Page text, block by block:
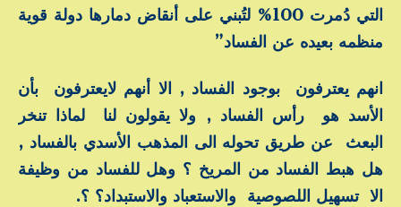
التي دُمرت 100% لتُبني على أنقاض دمارها دولة قوية
منظمه بعيده عن الفساد”
انهم يعترفون بوجود الفساد , الا أنهم لايعترفون بأن
الأسد هو رأس الفساد , ولا يقولون لنا لماذا تنخر
البعث عن طريق تحوله الى المذهب الأسدي بالفساد ,
هل هبط الفساد من المريخ ؟ وهل للفساد من وظيفة
الا تسهيل اللصوصية والاستعباد والاستبداد؟ ؟.